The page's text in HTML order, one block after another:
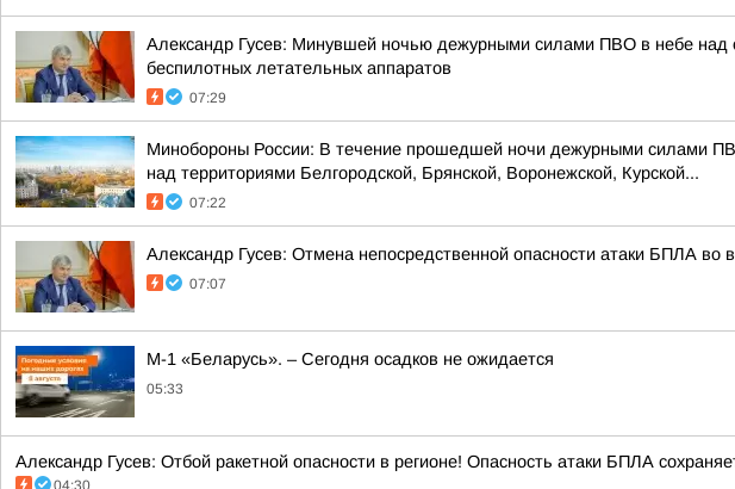
Александр Гусев: Минувшей ночью дежурными силами ПВО в небе над
беспилотных летательных аппаратов
07:29
Минобороны России: В течение прошедшей ночи дежурными силами
над территориями Белгородской, Брянской, Воронежской, Курской...
07:22
Александр Гусев: Отмена непосредственной опасности атаки БПЛА во
07:07
М-1 «Беларусь». – Сегодня осадков не ожидается
05:33
Александр Гусев: Отбой ракетной опасности в регионе! Опасность атаки БПЛА
04:30